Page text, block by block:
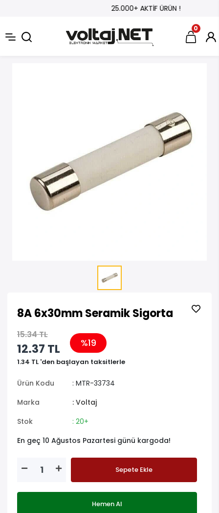
25.000+ AKTİF ÜRÜN !
0
8A 6x30mm Seramik Sigorta
15.34 TL
12.37 TL %19
1.34 TL 'den başlayan taksitlerle
Ürün Kodu
: MTR-33734
Marka
: Voltaj
Stok
: 20+
En geç 10 Ağustos Pazartesi günü kargoda!
Sepete Ekle
Hemen Al